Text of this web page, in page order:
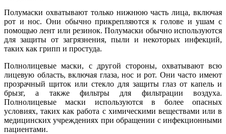
Полумаски охватывают только нижнюю часть лица, включая
рот и нос. Они обычно прикрепляются к голове и ушам с
помощью лент или резинок. Полумаски обычно используются
для защиты от загрязнения, пыли и некоторых инфекций,
таких как грипп и простуда.
Полнолицевые маски, с другой стороны, охватывают всю
лицевую область, включая глаза, нос и рот. Они часто имеют
прозрачный щиток или стекло для защиты глаз от капель и
брызг, а также фильтры для фильтрации воздуха.
Полнолицевые маски используются в более опасных
условиях, таких как работа с химическими веществами или в
медицинских учреждениях при обращении с инфекционными
пациентами.